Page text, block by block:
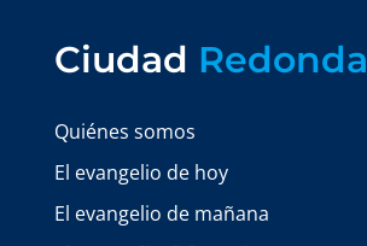
Ciudad Redonda
Quiénes somos
El evangelio de hoy
El evangelio de mañana